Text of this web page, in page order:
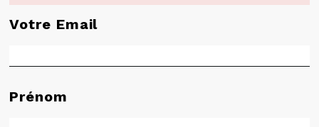
Votre Email
Prénom